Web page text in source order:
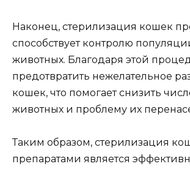
Наконец, стерилизация кошек
способствует контролю
животных. Благодаря этой
предотвратить нежелательное
кошек, что помогает снизить
животных и проблему их
Таким образом, стерилизация
препаратами является